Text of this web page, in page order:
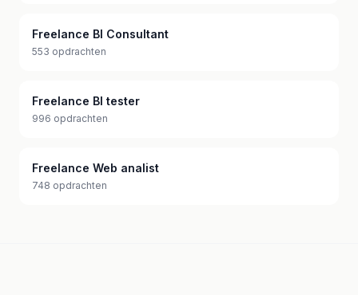
Freelance BI Consultant
553 opdrachten
Freelance BI tester
996 opdrachten
Freelance Web analist
748 opdrachten